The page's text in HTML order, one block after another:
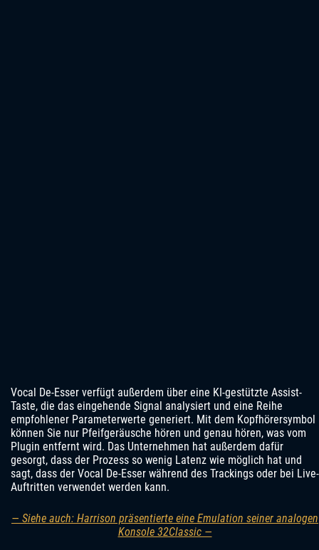
Vocal De-Esser verfügt außerdem über eine KI-gestützte Assist-
Taste, die das eingehende Signal analysiert und eine Reihe
empfohlener Parameterwerte generiert. Mit dem Kopfhörersymbol
können Sie nur Pfeifgeräusche hören und genau hören, was vom
Plugin entfernt wird. Das Unternehmen hat außerdem dafür
gesorgt, dass der Prozess so wenig Latenz wie möglich hat und
sagt, dass der Vocal De-Esser während des Trackings oder bei Live-
Auftritten verwendet werden kann.
— Siehe auch: Harrison präsentierte eine Emulation seiner analogen
Konsole 32Classic —